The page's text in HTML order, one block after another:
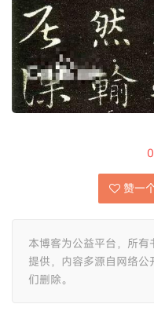
0
赞一
本博客为公益平台，所
提供，内容多源自网络
们删除。